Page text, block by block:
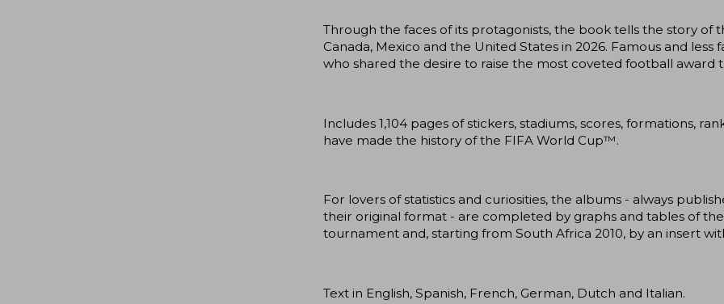
Through the faces of its protagonists, the book tells the story
Canada, Mexico and the United States in 2026. Famous and less
who shared the desire to raise the most coveted football award
Includes 1,104 pages of stickers, stadiums, scores, formations,
have made the history of the FIFA World Cup™.
For lovers of statistics and curiosities, the albums - always
their original format - are completed by graphs and tables of
tournament and, starting from South Africa 2010, by an insert
Text in English, Spanish, French, German, Dutch and Italian.